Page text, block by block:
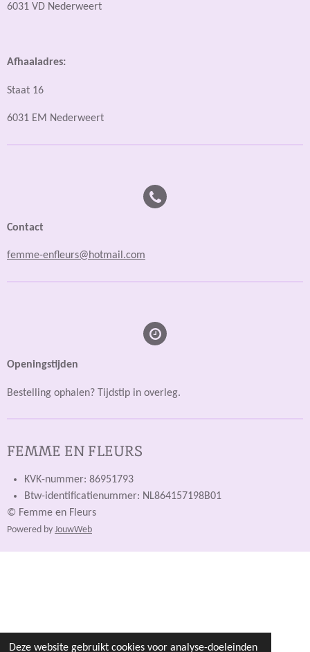
Deze website gebruikt cookies voor analyse-doeleinden
6031 VD Nederweert
Afhaaladres:
Staat 16
6031 EM Nederweert
Contact
femme-enfleurs@hotmail.com
Openingstijden
Bestelling ophalen? Tijdstip in overleg.
FEMME EN FLEURS
KVK-nummer: 86951793
Btw-identificatienummer: NL864157198B01
© Femme en Fleurs
Powered by JouwWeb